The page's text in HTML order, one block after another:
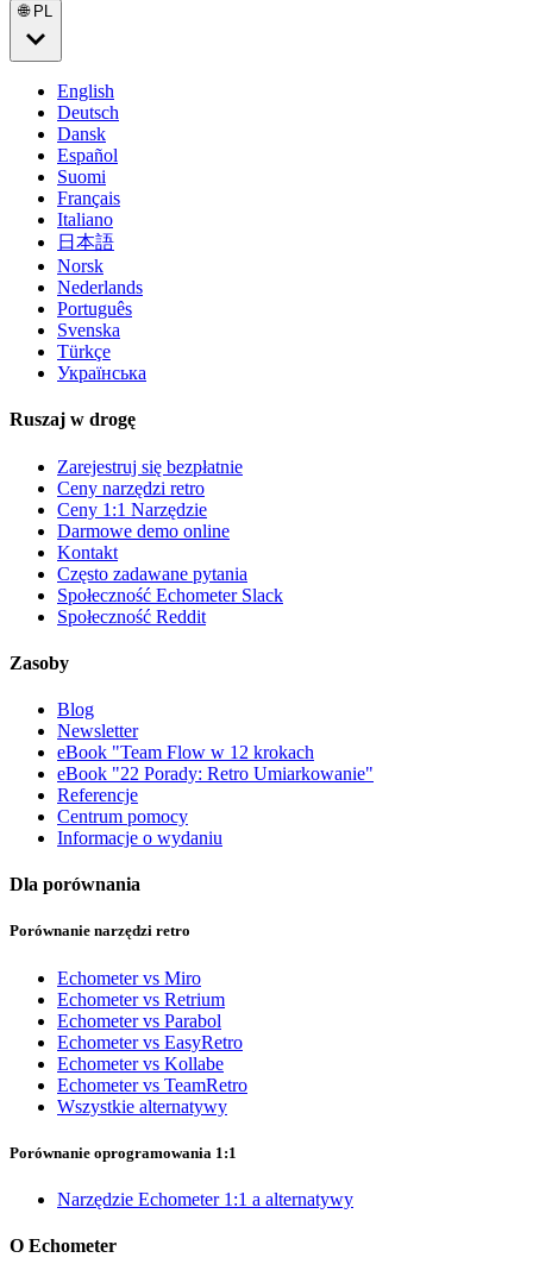
🌐 PL
English
Deutsch
Dansk
Español
Suomi
Français
Italiano
日本語
Norsk
Nederlands
Português
Svenska
Türkçe
Українська
Ruszaj w drogę
Zarejestruj się bezpłatnie
Ceny narzędzi retro
Ceny 1:1 Narzędzie
Darmowe demo online
Kontakt
Często zadawane pytania
Społeczność Echometer Slack
Społeczność Reddit
Zasoby
Blog
Newsletter
eBook "Team Flow w 12 krokach
eBook "22 Porady: Retro Umiarkowanie"
Referencje
Centrum pomocy
Informacje o wydaniu
Dla porównania
Porównanie narzędzi retro
Echometer vs Miro
Echometer vs Retrium
Echometer vs Parabol
Echometer vs EasyRetro
Echometer vs Kollabe
Echometer vs TeamRetro
Wszystkie alternatywy
Porównanie oprogramowania 1:1
Narzędzie Echometer 1:1 a alternatywy
O Echometer